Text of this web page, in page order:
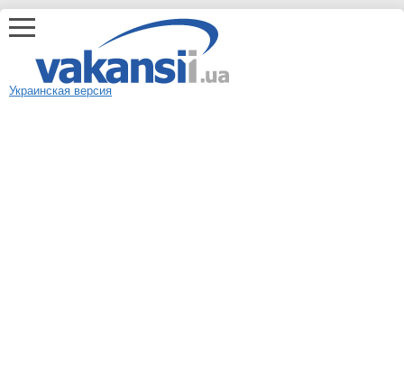
Украинская версия